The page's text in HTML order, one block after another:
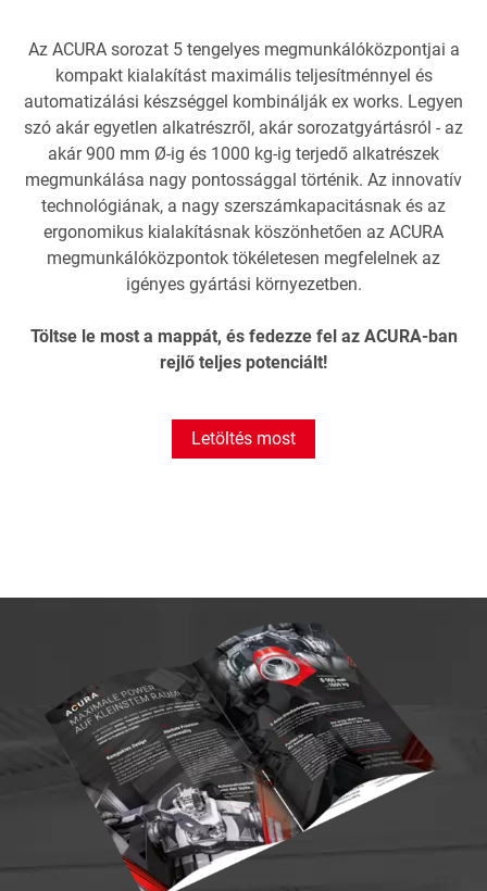
Az ACURA sorozat 5 tengelyes megmunkálóközpontjai a
kompakt kialakítást maximális teljesítménnyel és
automatizálási készséggel kombinálják ex works. Legyen
szó akár egyetlen alkatrészről, akár sorozatgyártásról - az
akár 900 mm Ø-ig és 1000 kg-ig terjedő alkatrészek
megmunkálása nagy pontossággal történik. Az innovatív
technológiának, a nagy szerszámkapacitásnak és az
ergonomikus kialakításnak köszönhetően az ACURA
megmunkálóközpontok tökéletesen megfelelnek az
igényes gyártási környezetben.
Töltse le most a mappát, és fedezze fel az ACURA-ban
rejlő teljes potenciált!
Letöltés most